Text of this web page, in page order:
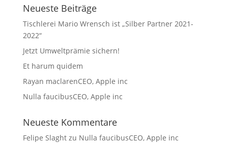
Neueste Beiträge
Tischlerei Mario Wrensch ist „Silber Partner 2021-
2022“
Jetzt Umweltprämie sichern!
Et harum quidem
Rayan maclarenCEO, Apple inc
Nulla faucibusCEO, Apple inc
Neueste Kommentare
Felipe Slaghtzu Nulla faucibusCEO, Apple inc